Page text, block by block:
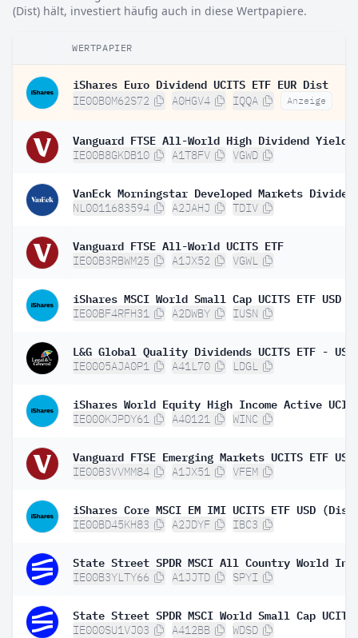
(Dist) hält, investiert häufig auch in diese Wertpapiere.
WERTPAPIER
iShares Euro Dividend UCITS ETF EUR Dist
IE00B0M62S72 A0HGV4 IQQA Anzeige
IE00B8GKDB10 A1T8FV VGWD
NL0011683594 A2JAHJ TDIV
Vanguard FTSE All-World UCITS ETF
IE00B3RBWM25 A1JX52 VGWL
iShares MSCI World Small Cap UCITS ETF USD
IE00BF4RFH31 A2DWBY IUSN
IE0005AJA0P1 A41L70 LDGL
IE000KJPDY61 A40121 WINC
IE00B3VVMM84 A1JX51 VFEM
iShares Core MSCI EM IMI UCITS ETF USD
IE00BD45KH83 A2JDYF IBC3
IE00B3YLTY66 A1JJTD SPYI
IE000SU1VJ03 A412BB WDSD